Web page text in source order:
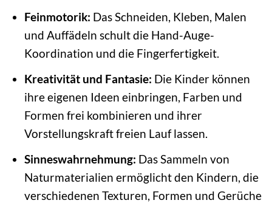
Feinmotorik: Das Schneiden, Kleben, Malen
und Auffädeln schult die Hand-Auge-
Koordination und die Fingerfertigkeit.
Kreativität und Fantasie: Die Kinder können
ihre eigenen Ideen einbringen, Farben und
Formen frei kombinieren und ihrer
Vorstellungskraft freien Lauf lassen.
Sinneswahrnehmung: Das Sammeln von
Naturmaterialien ermöglicht den Kindern, die
verschiedenen Texturen, Formen und Gerüche